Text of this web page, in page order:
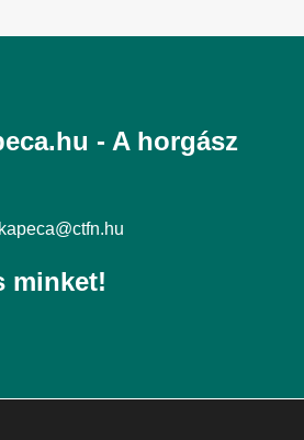
- A horgász
minket!